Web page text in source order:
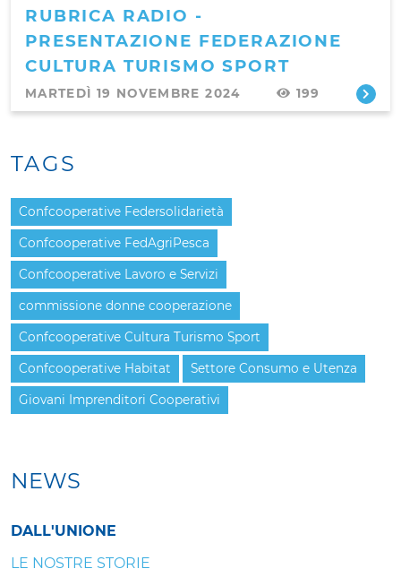
RUBRICA RADIO -
PRESENTAZIONE FEDERAZIONE
CULTURA TURISMO SPORT
MARTEDÌ 19 NOVEMBRE 2024 199
NEWS
DALL'UNIONE
LE NOSTRE STORIE
TAGS
Confcooperative Federsolidarietà
Confcooperative FedAgriPesca
Confcooperative Lavoro e Servizi
commissione donne cooperazione
Confcooperative Cultura Turismo Sport
Confcooperative Habitat Settore Consumo e Utenza
Giovani Imprenditori Cooperativi